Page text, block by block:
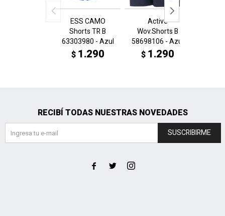
ESS CAMO
Shorts TR B
63303980 - Azul
$ 1.290
Active
Wov.Shorts B
58698106 - Azul
$ 1.290
RECIBÍ TODAS NUESTRAS NOVEDADES
SUSCRIBIRME
  